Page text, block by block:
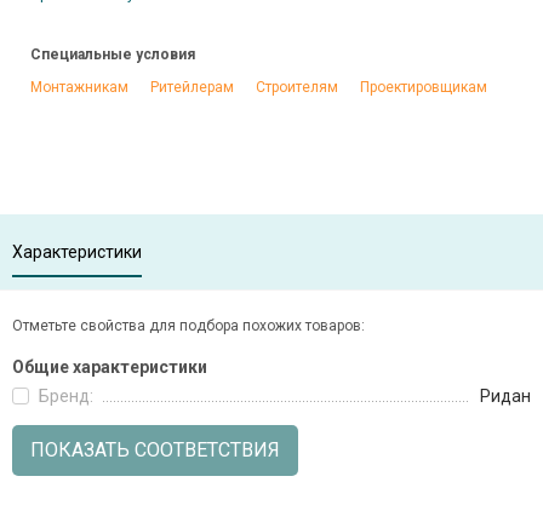
Специальные условия
Монтажникам
Ритейлерам Строителям Проектировщикам
Характеристики
Отметьте свойства для подбора похожих товаров:
Общие характеристики
Бренд:
Ридан
ПОКАЗАТЬ СООТВЕТСТВИЯ